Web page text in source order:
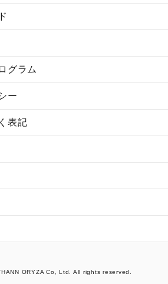
グラム
ー
表記
ORYZA Co, Ltd. All rights reserved.